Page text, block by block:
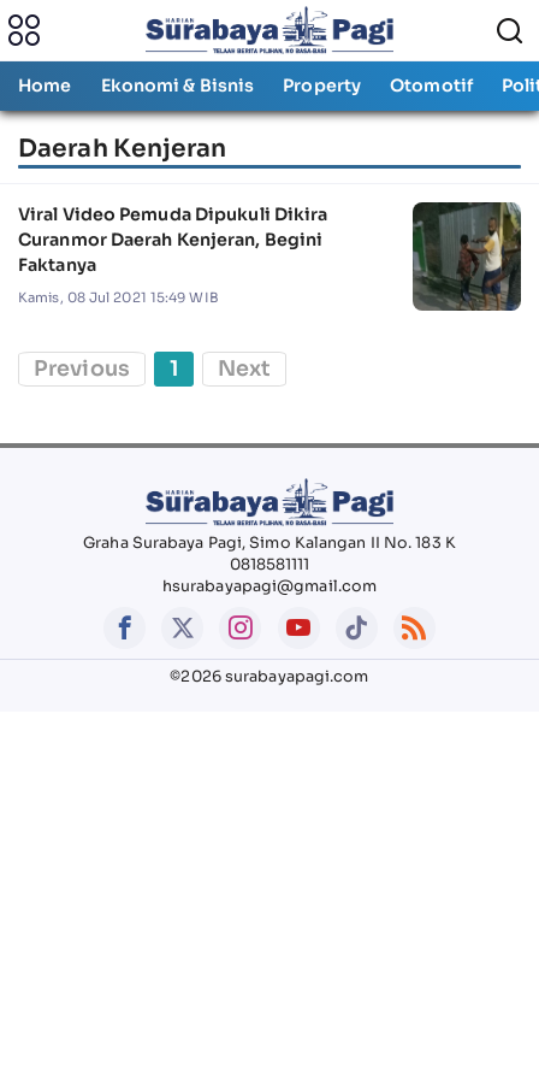
Home Ekonomi & Bisnis Property Otomotif
Daerah Kenjeran
Viral Video Pemuda Dipukuli Dikira
Curanmor Daerah Kenjeran, Begini
Faktanya
Kamis, 08 Jul 2021 15:49 WIB
Previous 1 Next
Graha Surabaya Pagi, Simo Kalangan II No. 183 K
0818581111
hsurabayapagi@gmail.com
©2026 surabayapagi.com